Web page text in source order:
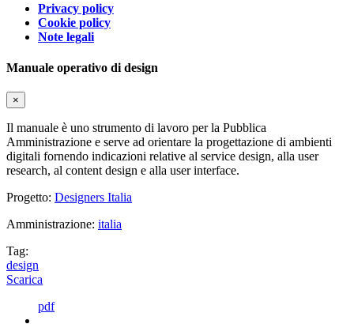
Privacy policy
Cookie policy
Note legali
Manuale operativo di design
×
Il manuale è uno strumento di lavoro per la Pubblica
Amministrazione e serve ad orientare la progettazione di ambienti
digitali fornendo indicazioni relative al service design, alla user
research, al content design e alla user interface.
Progetto: Designers Italia
Amministrazione: italia
Tag:
design
Scarica
pdf